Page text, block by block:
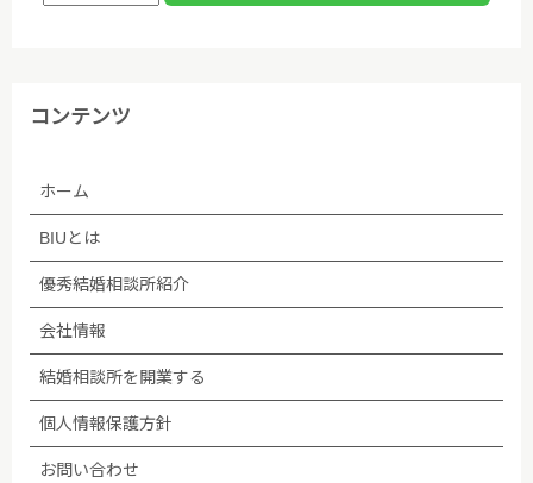
コンテンツ
ホーム
BIUとは
優秀結婚相談所紹介
会社情報
結婚相談所を開業する
個人情報保護方針
お問い合わせ